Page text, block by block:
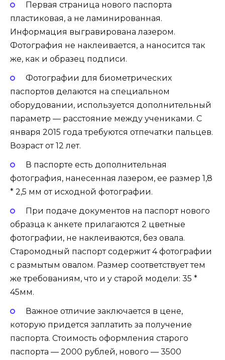
Первая страница нового паспорта
пластиковая, а не ламинированная.
Информация выгравирована лазером.
Фотография не наклеивается, а наносится так
же, как и образец подписи.
Фотографии для биометрических
паспортов делаются на специальном
оборудовании, используется дополнительный
параметр — расстояние между учениками. С
января 2015 года требуются отпечатки пальцев.
Возраст от 12 лет.
В паспорте есть дополнительная
фотография, нанесенная лазером, ее размер 1,8
* 2,5 мм от исходной фотографии.
При подаче документов на паспорт нового
образца к анкете прилагаются 2 цветные
фотографии, не наклеиваются, без овала.
Старомодный паспорт содержит 4 фотографии
с размытым овалом. Размер соответствует тем
же требованиям, что и у старой модели: 35 *
45мм.
Важное отличие заключается в цене,
которую придется заплатить за получение
паспорта. Стоимость оформления старого
паспорта — 2000 рублей, нового — 3500